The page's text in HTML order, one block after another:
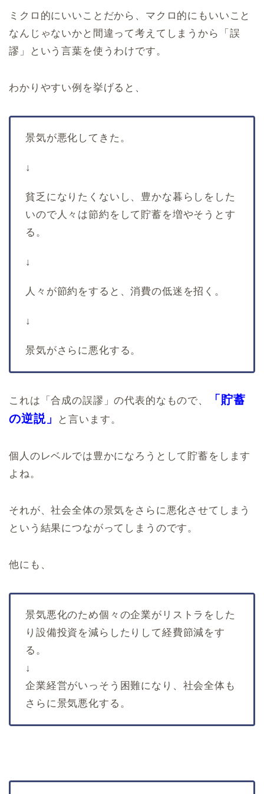
ミクロ的にいいことだから、マクロ的にもいいこと
なんじゃないかと間違って考えてしまうから「誤
謬」という言葉を使うわけです。
わかりやすい例を挙げると、
景気が悪化してきた。
↓
貧乏になりたくないし、豊かな暮らしをした
いので人々は節約をして貯蓄を増やそうとす
る。
↓
人々が節約をすると、消費の低迷を招く。
↓
景気がさらに悪化する。
これは「合成の誤謬」の代表的なもので、
「貯蓄
の逆説」
と言います。
個人のレベルでは豊かになろうとして貯蓄をします
よね。
それが、社会全体の景気をさらに悪化させてしまう
という結果につながってしまうのです。
他にも、
景気悪化のため個々の企業がリストラをした
り設備投資を減らしたりして経費節減をす
る。
↓
企業経営がいっそう困難になり、社会全体も
さらに景気悪化する。